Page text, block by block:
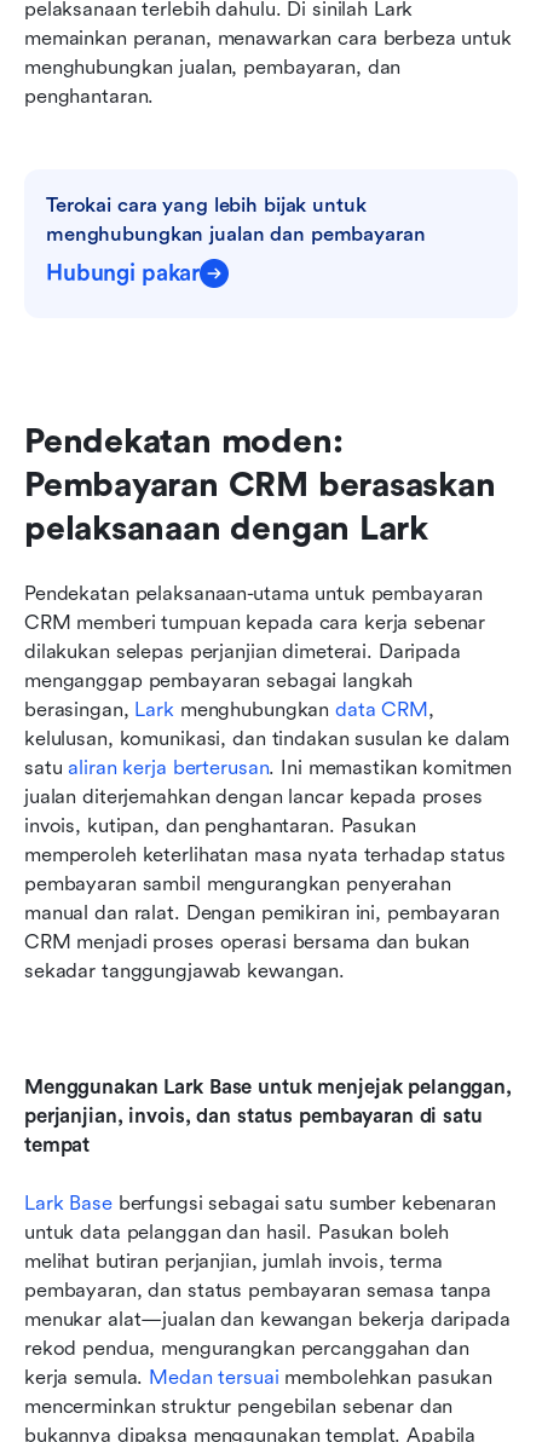
pelaksanaan terlebih dahulu. Di sinilah Lark
memainkan peranan, menawarkan cara berbeza untuk
menghubungkan jualan, pembayaran, dan
penghantaran.
Terokai cara yang lebih bijak untuk
menghubungkan jualan dan pembayaran
Hubungi pakar
Pendekatan moden:
Pembayaran CRM berasaskan
pelaksanaan dengan Lark
Pendekatan pelaksanaan-utama untuk pembayaran
CRM memberi tumpuan kepada cara kerja sebenar
dilakukan selepas perjanjian dimeterai. Daripada
menganggap pembayaran sebagai langkah
berasingan, Lark menghubungkan data CRM,
kelulusan, komunikasi, dan tindakan susulan ke dalam
satu aliran kerja berterusan. Ini memastikan komitmen
jualan diterjemahkan dengan lancar kepada proses
invois, kutipan, dan penghantaran. Pasukan
memperoleh keterlihatan masa nyata terhadap status
pembayaran sambil mengurangkan penyerahan
manual dan ralat. Dengan pemikiran ini, pembayaran
CRM menjadi proses operasi bersama dan bukan
sekadar tanggungjawab kewangan.
Menggunakan Lark Base untuk menjejak pelanggan,
perjanjian, invois, dan status pembayaran di satu
tempat
Lark Base berfungsi sebagai satu sumber kebenaran
untuk data pelanggan dan hasil. Pasukan boleh
melihat butiran perjanjian, jumlah invois, terma
pembayaran, dan status pembayaran semasa tanpa
menukar alat—jualan dan kewangan bekerja daripada
rekod pendua, mengurangkan percanggahan dan
kerja semula. Medan tersuai membolehkan pasukan
mencerminkan struktur pengebilan sebenar dan
bukannya dipaksa menggunakan templat. Apabila